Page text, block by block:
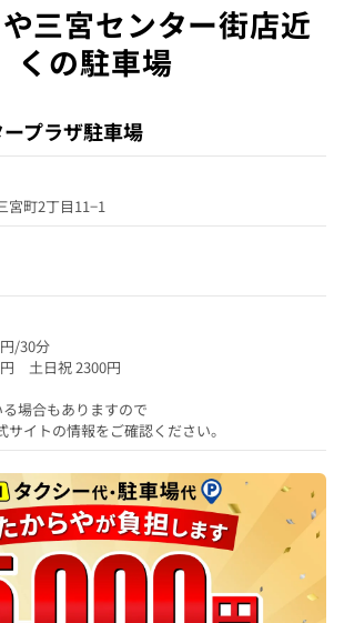
三宮センター街店近
くの駐車場
プラザ駐車場
宮町2丁目11−1
/30分
土日祝 2300円
場合もありますので
サイトの情報をご確認ください。